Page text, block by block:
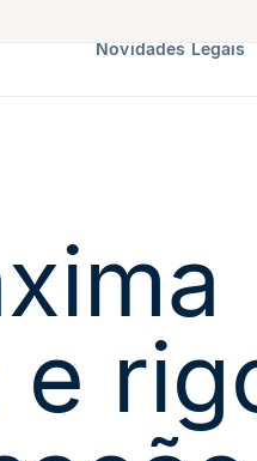
Novidades Legais
e